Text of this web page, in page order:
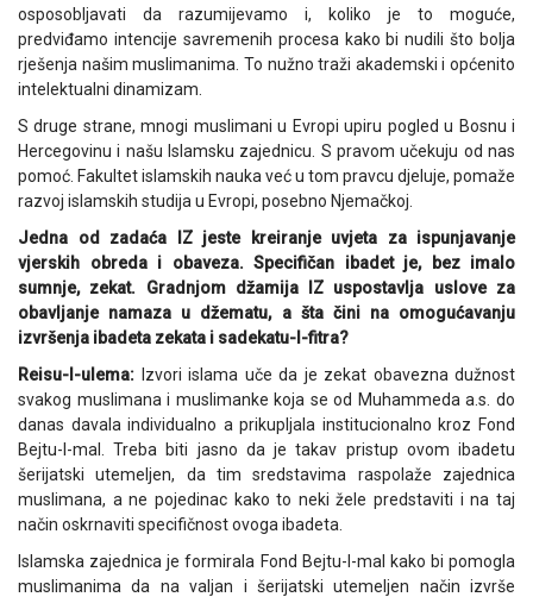
osposobljavati da razumijevamo i, koliko je to moguće,
predviđamo intencije savremenih procesa kako bi nudili što bolja
rješenja našim muslimanima. To nužno traži akademski i općenito
intelektualni dinamizam.
S druge strane, mnogi muslimani u Evropi upiru pogled u Bosnu i
Hercegovinu i našu Islamsku zajednicu. S pravom učekuju od nas
pomoć. Fakultet islamskih nauka već u tom pravcu djeluje, pomaže
razvoj islamskih studija u Evropi, posebno Njemačkoj.
Jedna od zadaća IZ jeste kreiranje uvjeta za ispunjavanje
vjerskih obreda i obaveza. Specifičan ibadet je, bez imalo
sumnje, zekat. Gradnjom džamija IZ uspostavlja uslove za
obavljanje namaza u džematu, a šta čini na omogućavanju
izvršenja ibadeta zekata i sadekatu-l-fitra?
Reisu-l-ulema: Izvori islama uče da je zekat obavezna dužnost
svakog muslimana i muslimanke koja se od Muhammeda a.s. do
danas davala individualno a prikupljala institucionalno kroz Fond
Bejtu-l-mal. Treba biti jasno da je takav pristup ovom ibadetu
šerijatski utemeljen, da tim sredstavima raspolaže zajednica
muslimana, a ne pojedinac kako to neki žele predstaviti i na taj
način oskrnaviti specifičnost ovoga ibadeta.
Islamska zajednica je formirala Fond Bejtu-l-mal kako bi pomogla
muslimanima da na valjan i šerijatski utemeljen način izvrše